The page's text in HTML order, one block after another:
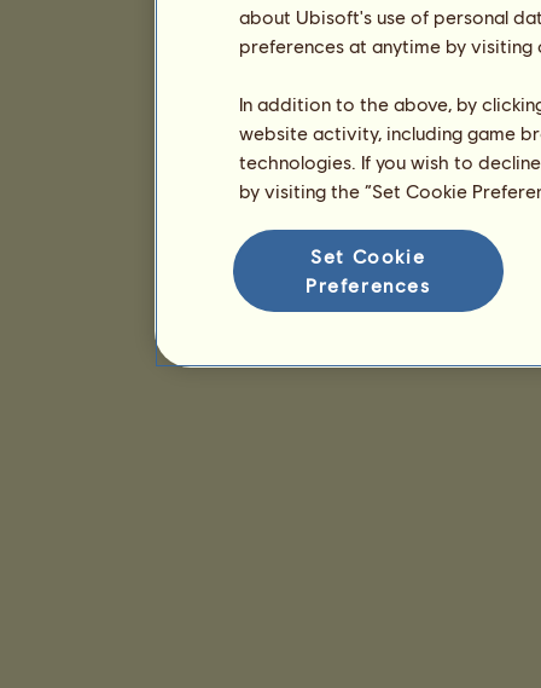
about Ubisoft's use of personal
preferences at anytime by
In addition to the above, by
website activity, including game
technologies. If you wish to
by visiting the “Set Cookie
Set Cookie
Preferences